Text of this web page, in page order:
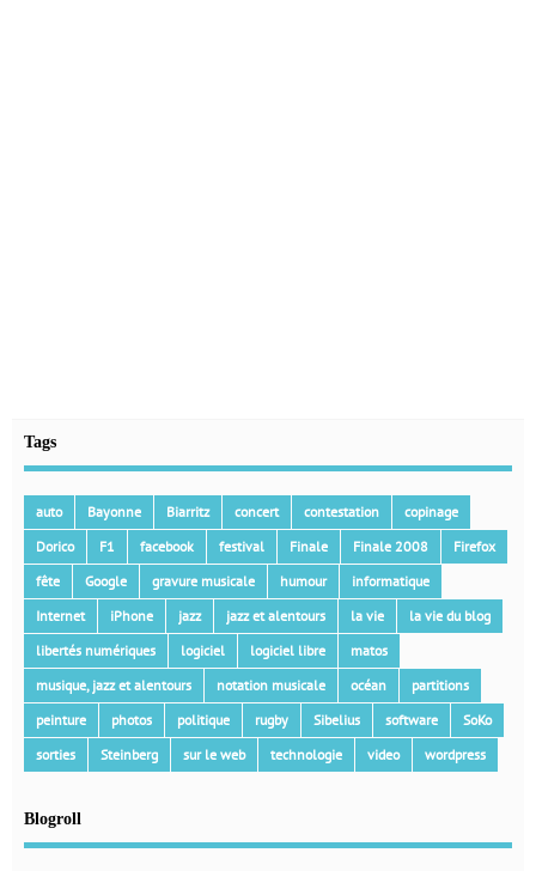
Tags
auto Bayonne Biarritz concert contestation
copinage
Dorico
F1 facebook festival Finale Finale 2008
Firefox
fête
Google gravure musicale humour
informatique
Internet
iPhone jazz jazz et alentours la vie
la vie du blog
libertés numériques
logiciel logiciel libre
matos
musique, jazz et alentours
notation musicale océan
partitions
peinture
photos politique rugby Sibelius software
SoKo
sorties
Steinberg sur le web technologie video wordpress
Blogroll